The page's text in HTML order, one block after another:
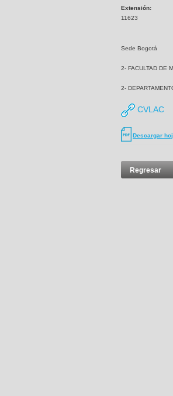
Extensión:
11623
Sede Bogotá
2- FACULTAD DE
2-
CVLAC
Descargar
Regresar